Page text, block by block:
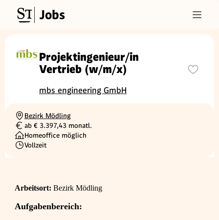
Jobs
Projektingenieur/in
Vertrieb (w/m/x)
mbs engineering GmbH
Ortschaft
Bezirk Mödling
Gehalt
ab € 3.397,43 monatl.
Homeoffice möglich
Beschäftigungsart
Vollzeit
Arbeitsort: Bezirk Mödling
Aufgabenbereich: